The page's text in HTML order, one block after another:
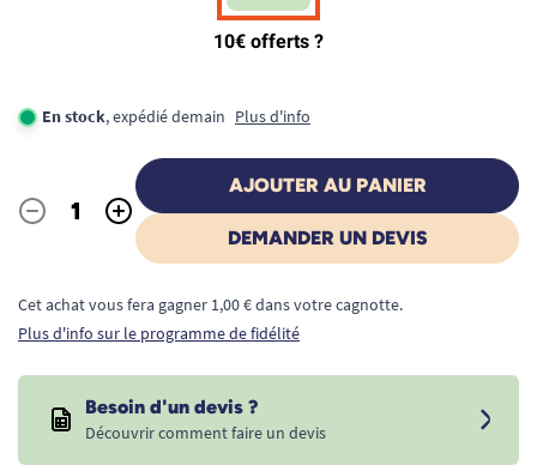
En stock, expédié demain Plus d'info
Quantité
- +
AJOUTER AU PANIER
DEMANDER UN DEVIS
Cet achat vous fera gagner 1,00 € dans votre cagnotte.
Plus d'info sur le programme de fidélité
Besoin d'un devis ?
Découvrir comment faire un devis